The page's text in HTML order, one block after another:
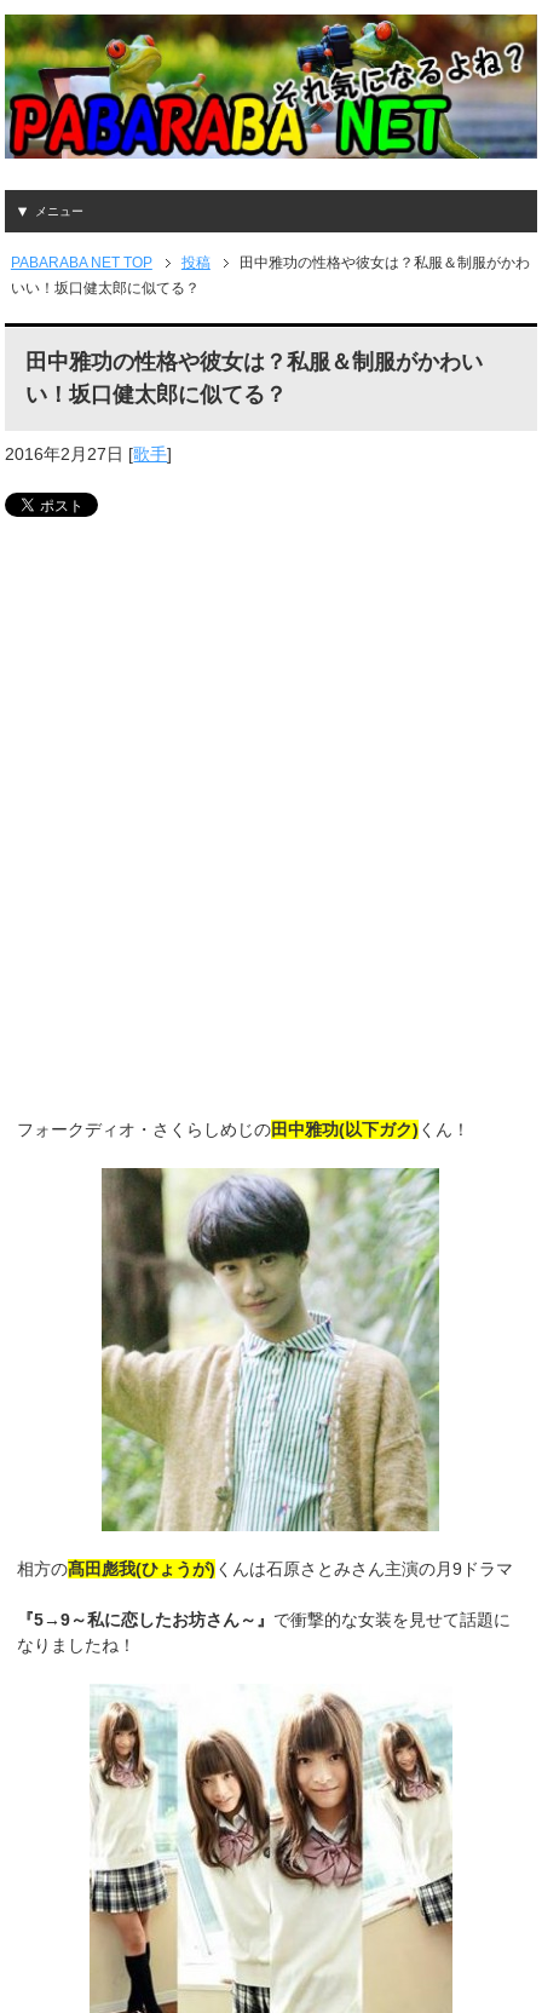
メニュー
PABARABA NET TOP 投稿
田中雅功の性格や彼女は？私服＆制服がかわ
いい！坂口健太郎に似てる？
田中雅功の性格や彼女は？私服＆制服がかわい
い！坂口健太郎に似てる？
2016年2月27日 [歌手]
フォークディオ・さくらしめじの田中雅功(以下ガク) くん！
相方の髙田彪我(ひょうが) くんは石原さとみさん主演の月9ドラマ
『5→9～私に恋したお坊さん～』 で衝撃的な女装を見せて話題に
なりましたね！